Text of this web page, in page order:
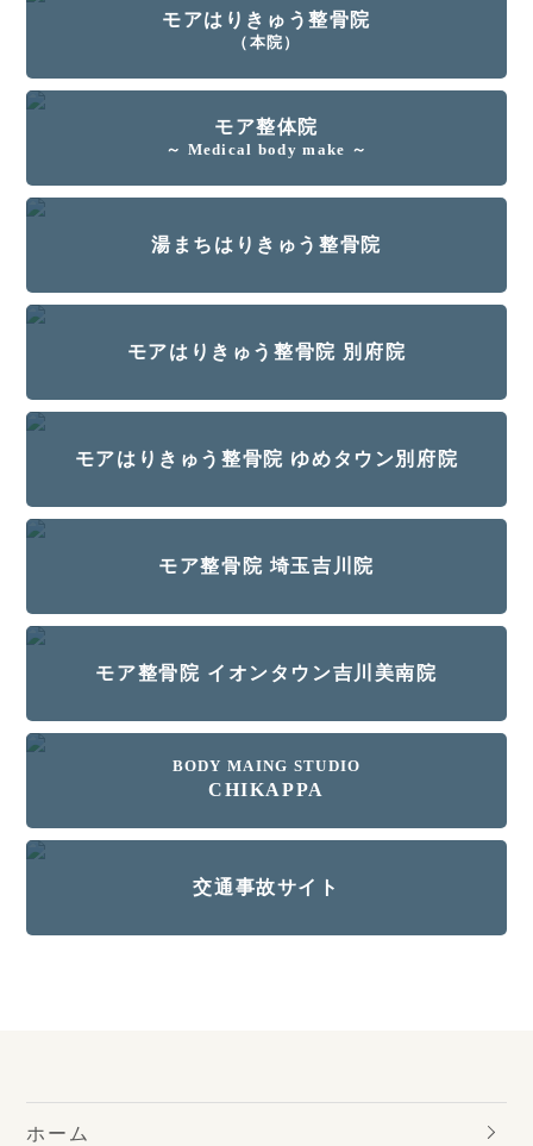
モアはりきゅう整骨院
（本院）
モア整体院
～ Medical body make ～
湯まちはりきゅう整骨院
モアはりきゅう整骨院 別府院
モアはりきゅう整骨院 ゆめタウン別府院
モア整骨院 埼玉吉川院
モア整骨院 イオンタウン吉川美南院
BODY MAING STUDIO
CHIKAPPA
交通事故サイト
ホーム